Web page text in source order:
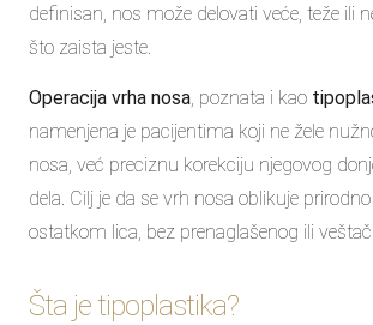
definisan, nos može delovati veće, teže ili
što zaista jeste.
Operacija vrha nosa, poznata i kao
namenjena je pacijentima koji ne žele
nosa, već preciznu korekciju njegovog
dela. Cilj je da se vrh nosa oblikuje
ostatkom lica, bez prenaglašenog ili
Šta je tipoplastika?